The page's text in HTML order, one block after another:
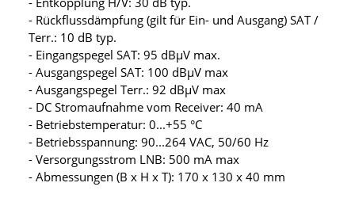
- Rückflussdämpfung (gilt für Ein- und Ausgang) SAT /
Terr.: 10 dB typ.
- Eingangspegel SAT: 95 dBµV max.
- Ausgangspegel SAT: 100 dBµV max
- Ausgangspegel Terr.: 92 dBµV max
- DC Stromaufnahme vom Receiver: 40 mA
- Betriebstemperatur: 0...+55 °C
- Betriebsspannung: 90...264 VAC, 50/60 Hz
- Versorgungsstrom LNB: 500 mA max
- Abmessungen (B x H x T): 170 x 130 x 40 mm